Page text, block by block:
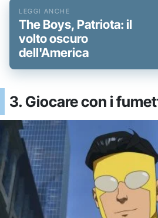
The Boys, Patriota: il
volto oscuro
dell'America
3. Giocare con i